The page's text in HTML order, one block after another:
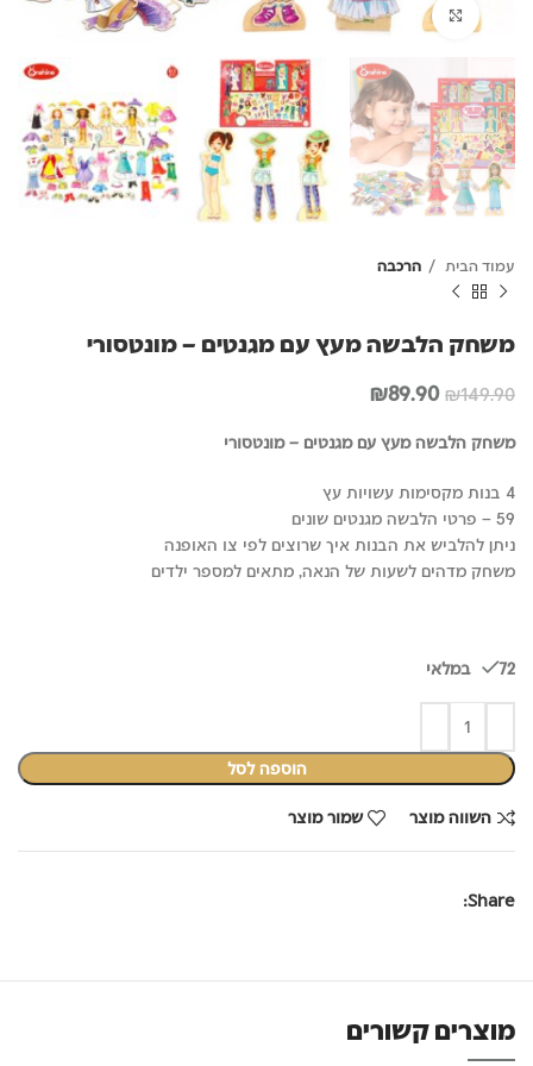
לחץ להגדלה
עמוד הבית הרכבה
משחק הלבשה מעץ עם מגנטים – מונטסורי
₪149.90
המחיר
היה:
₪89.90
המחיר
הוא:
משחק הלבשה מעץ עם מגנטים – מונטסורי
4 בנות מקסימות עשויות עץ
59 – פרטי הלבשה מגנטים שונים
ניתן להלביש את הבנות איך שרוצים לפי צו האופנה
משחק מדהים לשעות של הנאה, מתאים למספר ילדים
72 במלאי
הוספה לסל
השווה מוצר שמור מוצר
Share:
מוצרים קשורים